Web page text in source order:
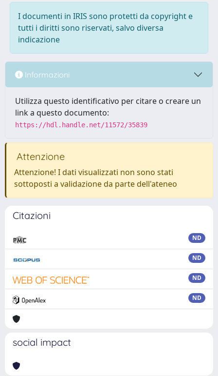
I documenti in IRIS sono protetti da copyright e
tutti i diritti sono riservati, salvo diversa
indicazione
Informazioni
Utilizza questo identificativo per citare o creare un
link a questo documento:
https://hdl.handle.net/11572/35839
Attenzione
Attenzione! I dati visualizzati non sono stati
sottoposti a validazione da parte dell'ateneo
Citazioni
ND
ND
ND
ND
social impact